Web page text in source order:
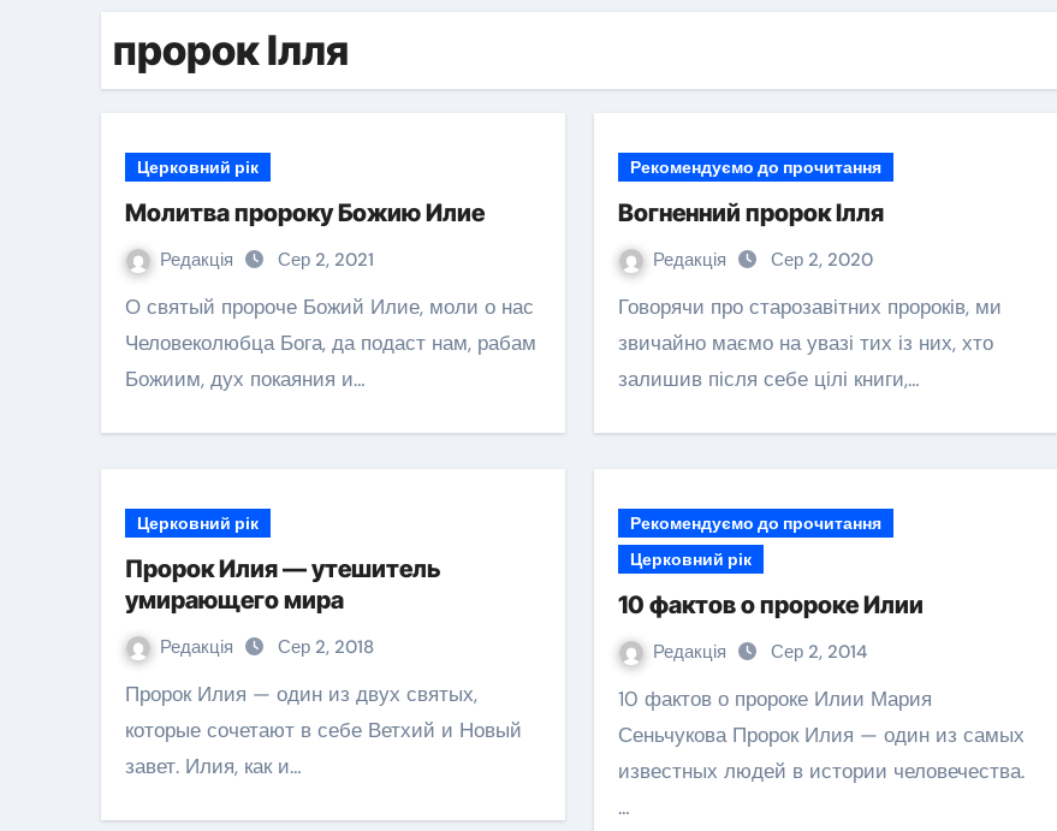
пророк Ілля
Церковний рік
Молитва пророку Божию Илие
Редакція Сер 2, 2021
О святый пророче Божий Илие, моли о нас
Человеколюбца Бога, да подаст нам, рабам
Божиим, дух покаяния и…
Рекомендуємо до прочитання
Вогненний пророк Ілля
Редакція Сер 2, 2020
Говорячи про старозавітних пророків, ми
звичайно маємо на увазі тих із них, хто
залишив після себе цілі книги,…
Церковний рік
Пророк Илия — утешитель
умирающего мира
Редакція Сер 2, 2018
Пророк Илия — один из двух святых,
которые сочетают в себе Ветхий и Новый
завет. Илия, как и…
Рекомендуємо до прочитання
Церковний рік
10 фактов о пророке Илии
Редакція Сер 2, 2014
10 фактов о пророке Илии Мария
Сеньчукова Пророк Илия — один из самых
известных людей в истории человечества.
…